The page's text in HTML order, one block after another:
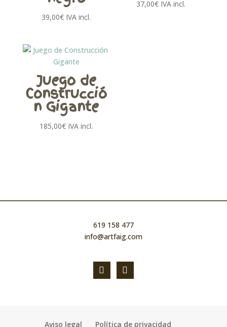
39,00€ IVA incl.
37,00€ IVA incl.
Juego de
Construcció
n Gigante
185,00€ IVA incl.
619 158 477
info@artfaig.com
facebookinstagram
Aviso legal Política de privacidad